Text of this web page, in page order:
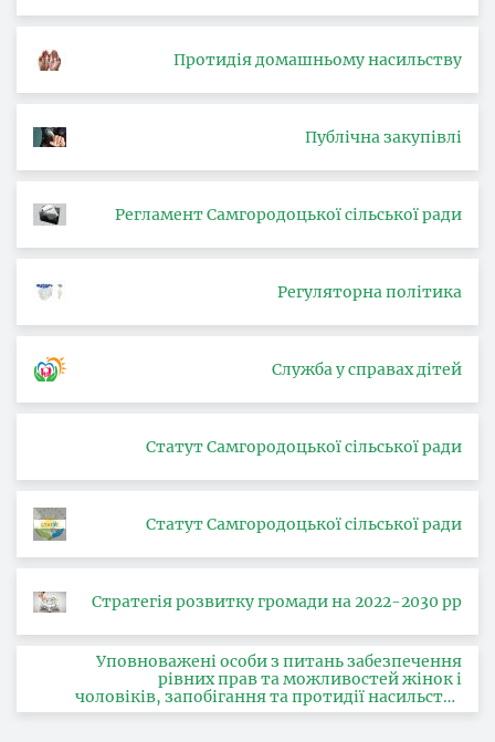
Протидія домашньому насильству
Публічна закупівлі
Регламент Самгородоцької сільської ради
Регуляторна політика
Служба у справах дітей
Статут Самгородоцької сільської ради
Статут Самгородоцької сільської ради
Стратегія розвитку громади на 2022-2030 рр
Уповноважені особи з питань забезпечення
рівних прав та можливостей жінок і
чоловіків, запобігання та протидії насильству
за ознакою статі, з питань здійснення заходів,